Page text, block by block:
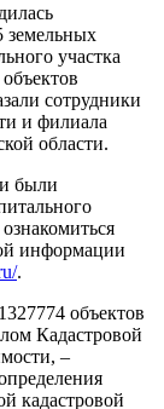
земельных
участка
сотрудники
и филиала
области.
были
информации
.
объектов
Кадастровой
–
кадастровой